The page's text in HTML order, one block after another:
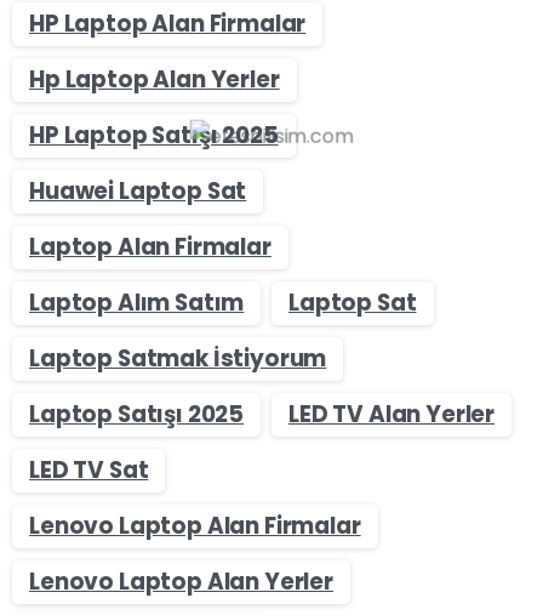
HP Laptop Alan Firmalar
Hp Laptop Alan Yerler
HP Laptop Satışı 2025
Huawei Laptop Sat
Laptop Alan Firmalar
Laptop Alım Satım
Laptop Sat
Laptop Satmak İstiyorum
Laptop Satışı 2025
LED TV Alan Yerler
LED TV Sat
Lenovo Laptop Alan Firmalar
Lenovo Laptop Alan Yerler